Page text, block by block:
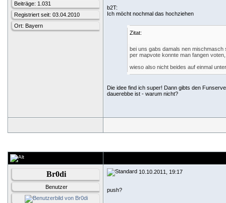
Beiträge: 1.031
Registriert seit: 03.04.2010
Ort: Bayern
b2T:
Ich möcht nochmal das hochziehen
Zitat:
bei uns gabs damals nen mischmasch
per mapvote konnte man fangen
wieso also nicht beides auf einmal
Die idee find ich super! Dann gibts den
dauerebbe ist - warum nicht?
Br0di
Benutzer
10.10.2011, 19:17
push?